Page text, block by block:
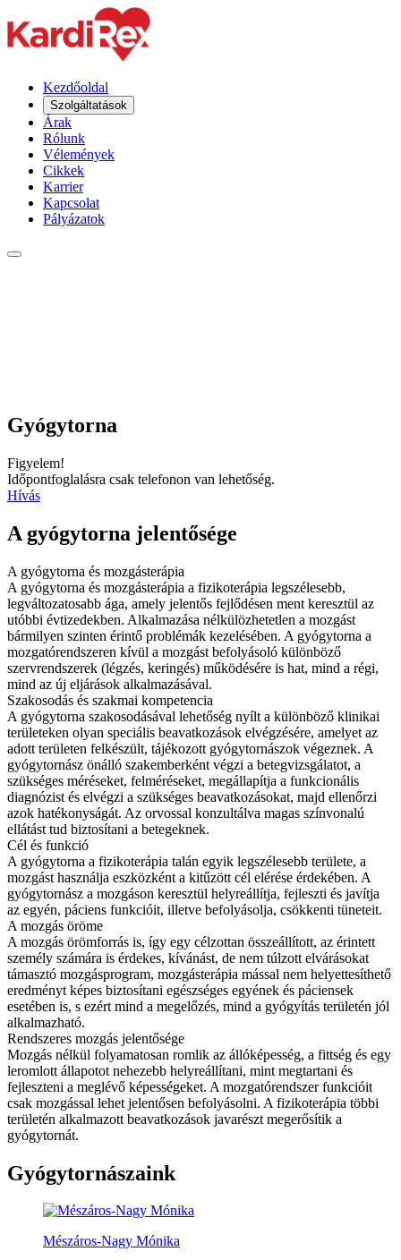
Kezdőoldal
Szolgáltatások
Árak
Rólunk
Vélemények
Cikkek
Karrier
Kapcsolat
Pályázatok
Gyógytorna
Figyelem!
Időpontfoglalásra csak telefonon van lehetőség.
Hívás
A gyógytorna jelentősége
A gyógytorna és mozgásterápia
A gyógytorna és mozgásterápia a fizikoterápia legszélesebb,
legváltozatosabb ága, amely jelentős fejlődésen ment keresztül az
utóbbi évtizedekben. Alkalmazása nélkülözhetetlen a mozgást
bármilyen szinten érintő problémák kezelésében. A gyógytorna a
mozgatórendszeren kívül a mozgást befolyásoló különböző
szervrendszerek (légzés, keringés) működésére is hat, mind a régi,
mind az új eljárások alkalmazásával.
Szakosodás és szakmai kompetencia
A gyógytorna szakosodásával lehetőség nyílt a különböző klinikai
területeken olyan speciális beavatkozások elvégzésére, amelyet az
adott területen felkészült, tájékozott gyógytornászok végeznek. A
gyógytornász önálló szakemberként végzi a betegvizsgálatot, a
szükséges méréseket, felméréseket, megállapítja a funkcionális
diagnózist és elvégzi a szükséges beavatkozásokat, majd ellenőrzi
azok hatékonyságát. Az orvossal konzultálva magas színvonalú
ellátást tud biztosítani a betegeknek.
Cél és funkció
A gyógytorna a fizikoterápia talán egyik legszélesebb területe, a
mozgást használja eszközként a kitűzött cél elérése érdekében. A
gyógytornász a mozgáson keresztül helyreállítja, fejleszti és javítja
az egyén, páciens funkcióit, illetve befolyásolja, csökkenti tüneteit.
A mozgás öröme
A mozgás örömforrás is, így egy célzottan összeállított, az érintett
személy számára is érdekes, kívánást, de nem túlzott elvárásokat
támasztó mozgásprogram, mozgásterápia mással nem helyettesíthető
eredményt képes biztosítani egészséges egyének és páciensek
esetében is, s ezért mind a megelőzés, mind a gyógyítás területén jól
alkalmazható.
Rendszeres mozgás jelentősége
Mozgás nélkül folyamatosan romlik az állóképesség, a fittség és egy
leromlott állapotot nehezebb helyreállítani, mint megtartani és
fejleszteni a meglévő képességeket. A mozgatórendszer funkcióit
csak mozgással lehet jelentősen befolyásolni. A fizikoterápia többi
területén alkalmazott beavatkozások javarészt megerősítik a
gyógytornát.
Gyógytornászaink
Mészáros-Nagy Mónika